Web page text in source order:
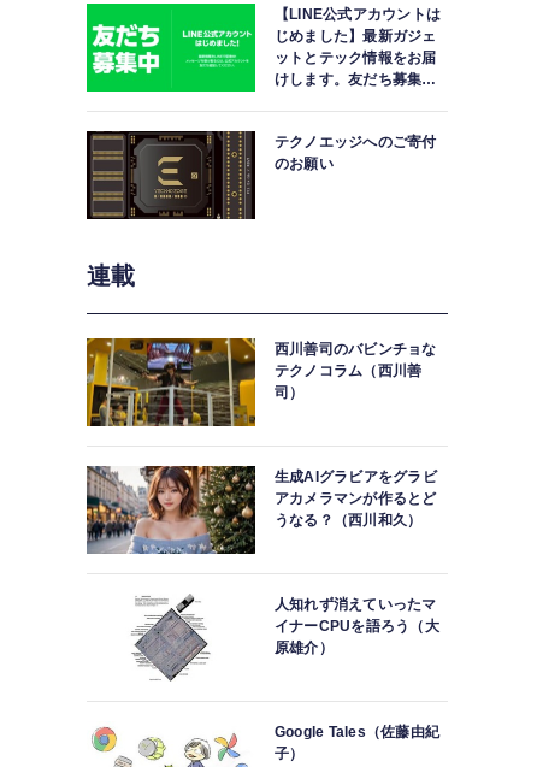
【LINE公式アカウントは
じめました】最新ガジェ
ットとテック情報をお届
けします。友だち募集
テクノエッジへのご寄付
のお願い
連載
西川善司のバビンチョな
テクノコラム（西川善
司）
生成AIグラビアをグラビ
アカメラマンが作るとど
うなる？（西川和久）
人知れず消えていったマ
イナーCPUを語ろう（大
原雄介）
Google Tales（佐藤由紀
子）